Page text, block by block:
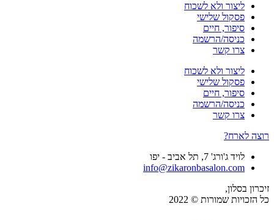
ליצור ולא לשכוח
פסקול שלישי
סיפור, חיים
כניסה/הרשמה
צרו קשר
ליצור ולא לשכוח
פסקול שלישי
סיפור, חיים
כניסה/הרשמה
צרו קשר
רוצה לארח?
לויד ג'ורג' 7, תל אביב - יפו
info@zikaronbasalon.com
זיכרון בסלון,
כל הזכויות שמורות © 2022